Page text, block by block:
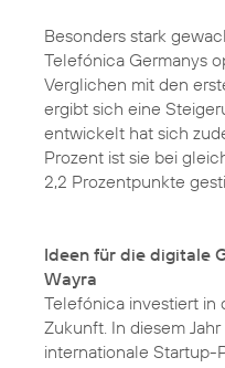
Besonders stark
Telefónica Germanys
Verglichen mit den
ergibt sich eine
entwickelt hat sich
Prozent ist sie bei
2,2 Prozentpunkte
Ideen für die digitale
Wayra
Telefónica investiert in
Zukunft. In diesem
internationale Startup-